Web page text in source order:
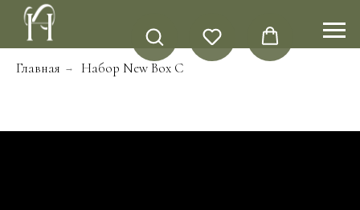
Главная → Набор New Box C